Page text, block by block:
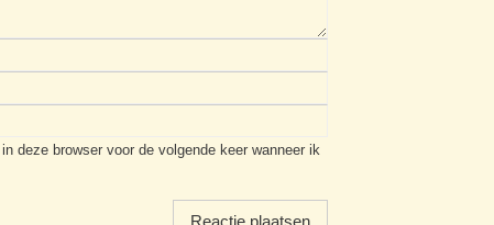
deze browser voor de volgende keer wanneer ik